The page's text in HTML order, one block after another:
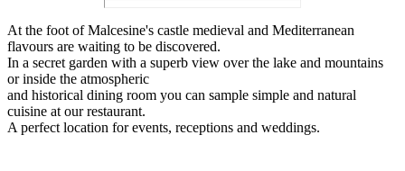
At the foot of Malcesine's castle medieval and Mediterranean
flavours are waiting to be discovered.
In a secret garden with a superb view over the lake and mountains
or inside the atmospheric
and historical dining room you can sample simple and natural
cuisine at our restaurant.
A perfect location for events, receptions and weddings.